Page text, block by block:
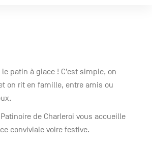
le patin à glace ! C’est simple, on
on rit en famille, entre amis ou
de Charleroi vous accueille
conviviale voire festive.